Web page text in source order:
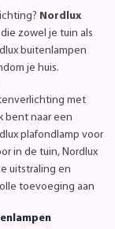
Nordlux
zowel je tuin als
buitenlampen
je huis.
met
bent naar een
plafondlamp voor
in de tuin, Nordlux
uitstraling en
toevoeging aan